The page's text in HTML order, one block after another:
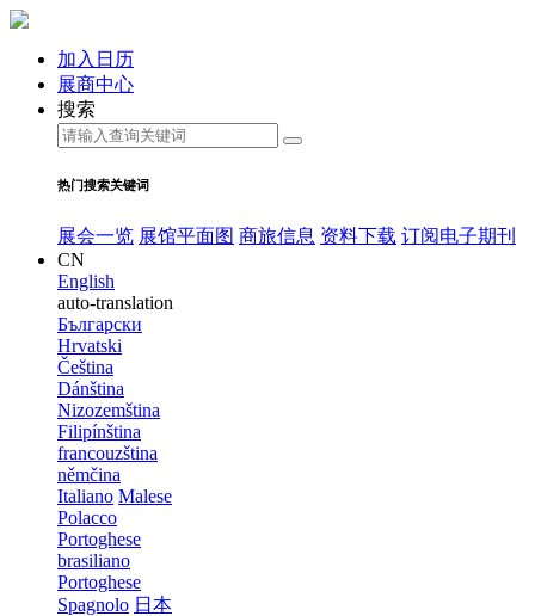
加入日历
展商中心
搜索
热门搜索关键词
展会一览 展馆平面图 商旅信息 资料下载 订阅电子期刊
CN
English
auto-translation
Български
Hrvatski
Čeština
Dánština
Nizozemština
Filipínština
francouzština
němčina
Italiano Malese
Polacco
Portoghese
brasiliano
Portoghese
Spagnolo 日本